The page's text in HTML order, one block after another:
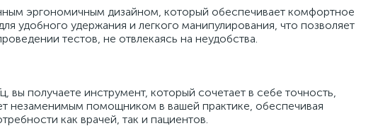
эргономичным дизайном, который обеспечивает комфортное
удобного удержания и легкого манипулирования, что позволяет
тестов, не отвлекаясь на неудобства.
получаете инструмент, который сочетает в себе точность,
незаменимым помощником в вашей практике, обеспечивая
как врачей, так и пациентов.